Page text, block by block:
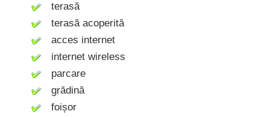
terasă
terasă acoperită
acces internet
internet wireless
parcare
grădină
foișor